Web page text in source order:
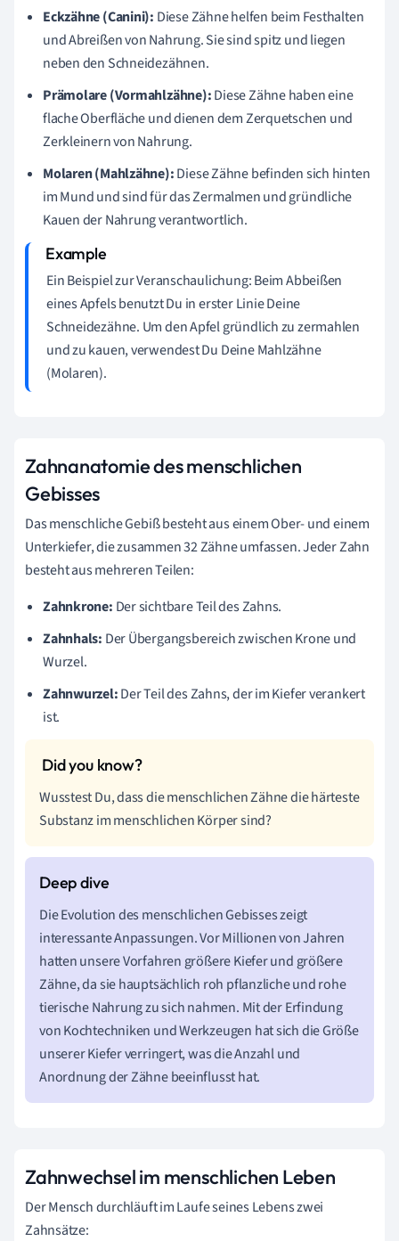
Eckzähne (Canini): Diese Zähne helfen beim Festhalten
und Abreißen von Nahrung. Sie sind spitz und liegen
neben den Schneidezähnen.
Prämolare (Vormahlzähne):Diese Zähne haben eine
flache Oberfläche und dienen dem Zerquetschen und
Zerkleinern von Nahrung.
Molaren (Mahlzähne):Diese Zähne befinden sich hinten
im Mund und sind für das Zermalmen und gründliche
Kauen der Nahrung verantwortlich.
Ein Beispiel zur Veranschaulichung: Beim Abbeißen
eines Apfels benutzt Du in erster Linie Deine
Schneidezähne. Um den Apfel gründlich zu zermahlen
und zu kauen, verwendest Du Deine Mahlzähne
(Molaren).
Zahnanatomie des menschlichen
Gebisses
Das menschliche Gebiß besteht aus einem Ober- und einem
Unterkiefer, die zusammen 32 Zähne umfassen. Jeder Zahn
besteht aus mehreren Teilen:
Zahnkrone: Der sichtbare Teil des Zahns.
Zahnhals: Der Übergangsbereich zwischen Krone und
Wurzel.
Zahnwurzel:Der Teil des Zahns, der im Kiefer verankert
ist.
Wusstest Du, dass die menschlichen Zähne die härteste
Substanz im menschlichen Körper sind?
Die Evolution des menschlichen Gebisses zeigt
interessante Anpassungen. Vor Millionen von Jahren
hatten unsere Vorfahren größere Kiefer und größere
Zähne, da sie hauptsächlich roh pflanzliche und rohe
tierische Nahrung zu sich nahmen. Mit der Erfindung
von Kochtechniken und Werkzeugen hat sich die Größe
unserer Kiefer verringert, was die Anzahl und
Anordnung der Zähne beeinflusst hat.
Zahnwechsel im menschlichen Leben
Der Mensch durchläuft im Laufe seines Lebens zwei
Zahnsätze: